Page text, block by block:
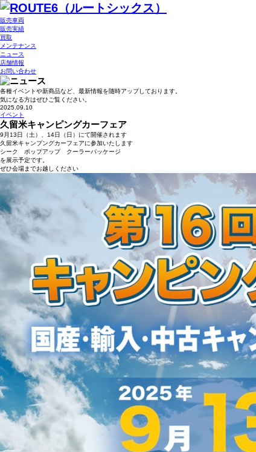
販売車両
販売実績
買取
メンテナンス
ニュース
店舗情報
お問い合わせ
各種イベントや新商品など、最新情報を随時アップしております。
気になる方はぜひご覧ください。
2025.09.10
イベント
久留米キャンピングカーフェア
9月13日（土）、14日（日）にて開催されます
久留米キャンプングカーフェアに参加いたします
シーク ポップアップ クーラーパッケージ
を展示予定です。
ぜひ会場までお越しください